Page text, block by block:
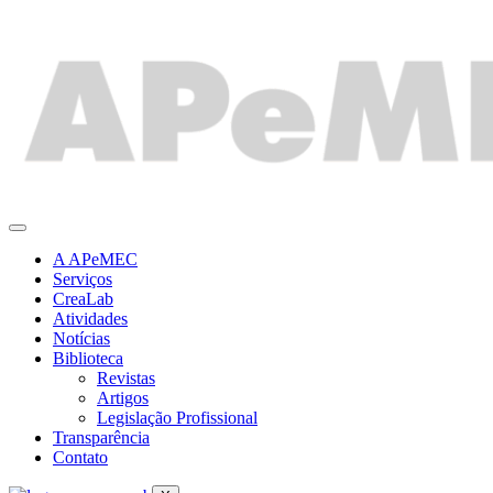
conteúdo
A APeMEC
Serviços
CreaLab
Atividades
Notícias
Biblioteca
Revistas
Artigos
Legislação Profissional
Transparência
Contato